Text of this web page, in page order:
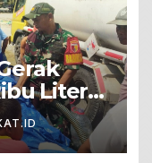
Liter